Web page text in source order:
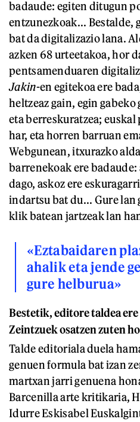
badaude: egiten ditugun
entzunezkoak... Bestalde,
bat da digitalizazio lana.
azken 68 urteetakoa, hor
pentsamenduaren
Jakin-en egitekoa ere
heltzeaz gain, egin
eta berreskuratzea;
har, eta horren barruan
Webgunean, itxurazko
barrenekoak ere
dago, askoz ere
indartsu bat du... Gure lan
klik batean jartzeak lan
«Eztabaidaren
ahalik eta jende
gure helburua»
Bestetik, editore taldea
Zeintzuek osatzen zuten
Talde editoriala duela
genuen formula bat izan
martxan jarri genuena
Barcenilla arte kritikaria,
Idurre Eskisabel